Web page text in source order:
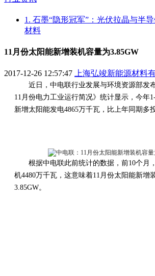
1. 石墨“隐形冠军”：光伏拉晶与半
材料
11月份太阳能新增装机容量为3.85GW
2017-12-26 12:57:47 上海弘竣新能源材料
近日，中电联行业发展与环境资源部发
11月份电力工业运行简况》统计显示，今年
新增太阳能发电4865万千瓦，比上年同期多
根据中电联此前统计的数据，前10个月
机4480万千瓦，这意味着11月份太阳能新增
3.85GW。